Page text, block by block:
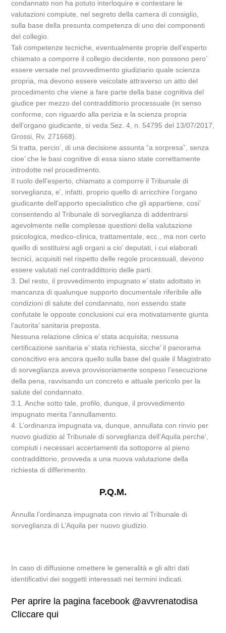
condannato non ha potuto interloquire e contestare le
valutazioni compiute, nel segreto della camera di consiglio,
sulla base della presunta competenza di uno dei componenti
del collegio.
Tali competenze tecniche, eventualmente proprie dell’esperto
chiamato a comporre il collegio decidente, non possono pero’
essere versate nel provvedimento giudiziario quale scienza
propria, ma devono essere veicolate attraverso un atto del
procedimento che viene a fare parte della base cognitiva del
giudice per mezzo del contraddittorio processuale (in senso
conforme, con riguardo alla perizia e la scienza propria
dell’organo giudicante, si veda Sez. 4, n. 54795 del 13/07/2017,
Grossi, Rv. 271668).
Si tratta, percio’, di una decisione assunta “a sorpresa”, senza
cioe’ che le basi cognitive di essa siano state correttamente
introdotte nel procedimento.
Il ruolo dell’esperto, chiamato a comporre il Tribunale di
sorveglianza, e’, infatti, proprio quello di arricchire l’organo
giudicante dell’apporto specialistico che gli appartiene, cosi’
consentendo al Tribunale di sorveglianza di addentrarsi
agevolmente nelle complesse questioni della valutazione
psicologica, medico-clinica, trattamentale, ecc., ma non certo
quello di sostituirsi agli organi a cio’ deputati, i cui elaborati
tecnici, acquisiti nel rispetto delle regole processuali, devono
essere valutati nel contraddittorio delle parti.
3. Del resto, il provvedimento impugnato e’ stato adottato in
mancanza di qualunque supporto documentale riferibile alle
condizioni di salute del condannato, non essendo state
confutate le opposte conclusioni cui era motivatamente giunta
l’autorita’ sanitaria preposta.
Nessuna relazione clinica e’ stata acquisita; nessuna
certificazione sanitaria e’ stata richiesta, sicche’ il panorama
conoscitivo era ancora quello sulla base del quale il Magistrato
di sorveglianza aveva provvisoriamente sospeso l’esecuzione
della pena, ravvisando un concreto e attuale pericolo per la
salute del condannato.
3.1. Anche sotto tale, profilo, dunque, il provvedimento
impugnato merita l’annullamento.
4. L’ordinanza impugnata va, dunque, annullata con rinvio per
nuovo giudizio al Tribunale di sorveglianza dell’Aquila perche’,
compiuti i necessari accertamenti da sottoporre al pieno
contraddittorio, provveda a una nuova valutazione della
richiesta di differimento.
P.Q.M.
Annulla l’ordinanza impugnata con rinvio al Tribunale di
sorveglianza di L’Aquila per nuovo giudizio.
In caso di diffusione omettere le generalità e gli altri dati
identificativi dei soggetti interessati nei termini indicati.
Per aprire la pagina facebook @avvrenatodisa
Cliccare qui